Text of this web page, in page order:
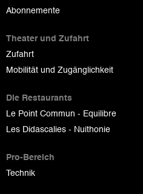
Abonnemente
Theater und Zufahrt
Zufahrt
Mobilität und Zugänglichkeit
Die Restaurants
Le Point Commun - Equilibre
Les Didascalies - Nuithonie
Pro-Bereich
Technik